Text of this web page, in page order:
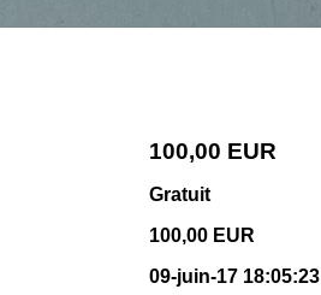
100,00 EUR
Gratuit
100,00 EUR
09-juin-17 18:05:23